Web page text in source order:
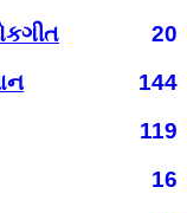
20
144
119
16